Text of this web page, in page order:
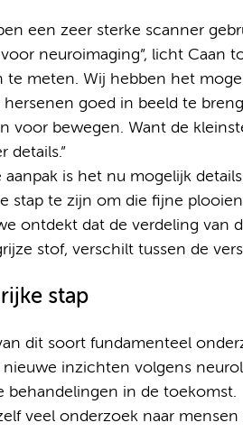
een zeer sterke scanner
neuroimaging”, licht Caan
te meten. Wij hebben het
hersenen goed in beeld te
voor bewegen. Want de
details.”
aanpak is het nu mogelijk
stap te zijn om die fijne
ontdekt dat de verdeling van
stof, verschilt tussen de
stap
dit soort fundamenteel
inzichten volgens
behandelingen in de toekomst.
veel onderzoek naar